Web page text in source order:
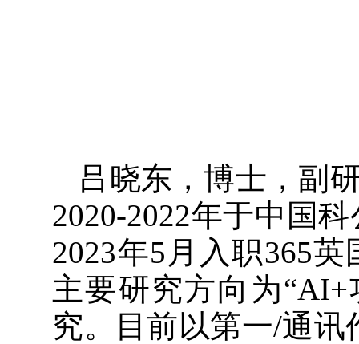
吕晓东，博士，副
2020-2022年于中国
2023年5月入职365
主要研究方向为
究。目前以第一/通讯